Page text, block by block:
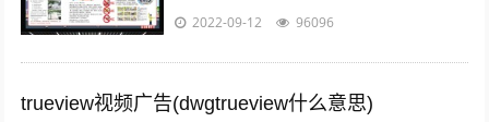
主题宣传活动；2各年段开展“遵守交规，文
2022-09-12 96096
trueview视频广告(dwgtrueview什么意思)